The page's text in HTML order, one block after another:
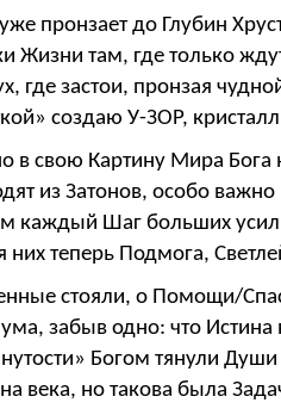
пронзает до Глубин
Жизни там, где только
где застои, пронзая
создаю У-ЗОР,
в свою Картину Мира
из Затонов, особо важно
каждый Шаг больших
теперь Подмога,
стояли, о Помощи/
забыв одно: что Истина
Богом тянули
века, но такова была